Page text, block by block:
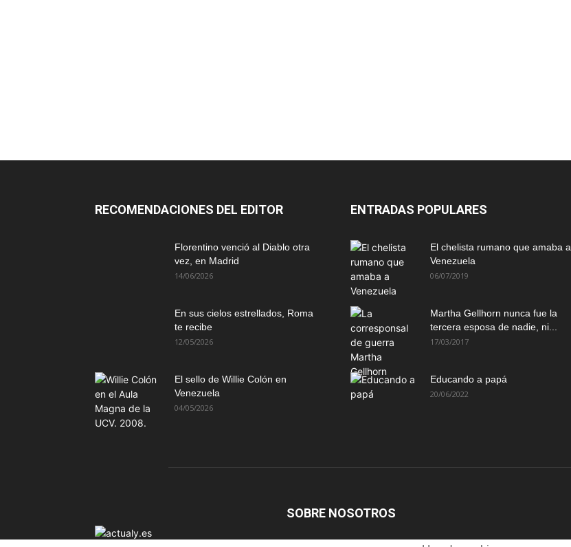
RECOMENDACIONES DEL EDITOR
Florentino venció al Diablo otra
vez, en Madrid
14/06/2026
En sus cielos estrellados, Roma
te recibe
12/05/2026
El sello de Willie Colón en
Venezuela
04/05/2026
ENTRADAS POPULARES
El chelista rumano que amaba a
Venezuela
06/07/2019
Martha Gellhorn nunca fue la
tercera esposa de nadie, ni...
17/03/2017
Educando a papá
20/06/2022
SOBRE NOSOTROS